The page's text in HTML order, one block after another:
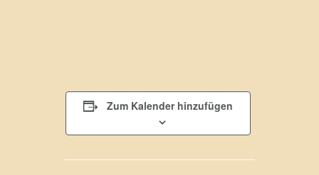
Zum Kalender hinzufügen